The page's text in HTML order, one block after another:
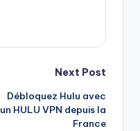
Next Post
Débloquez Hulu avec
un HULU VPN depuis la
France